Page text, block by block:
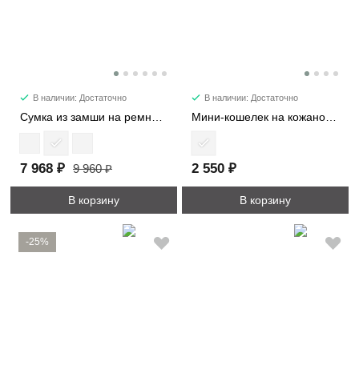
В наличии: Достаточно
Сумка из замши на ремне 7361
7 968 ₽ 9 960 ₽
В корзину
В наличии: Достаточно
Мини-кошелек на кожаном жгуте 8161
2 550 ₽
В корзину
-25%